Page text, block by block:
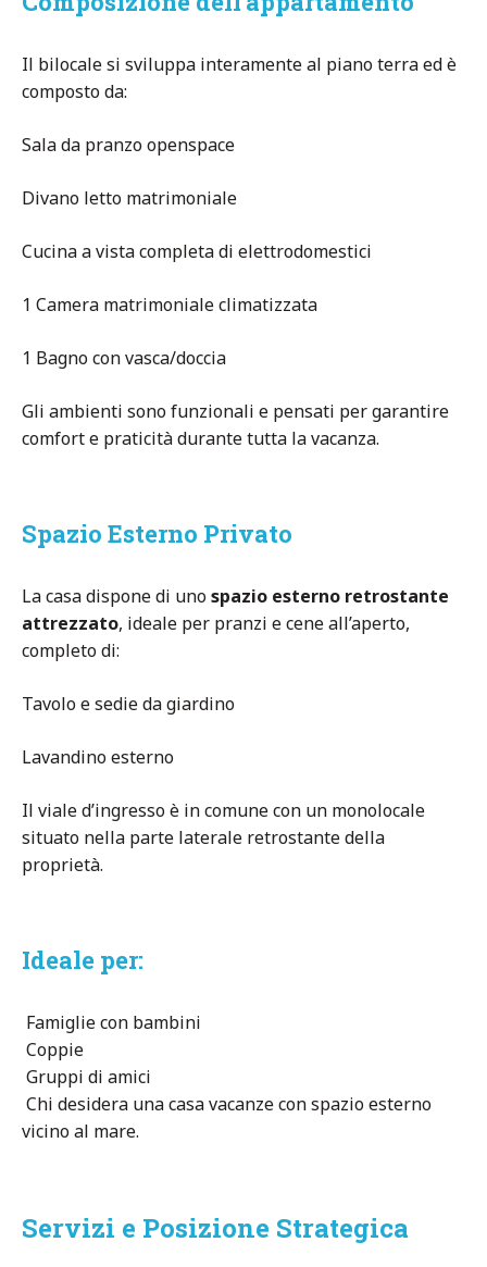
Il bilocale si sviluppa interamente al piano terra ed è
composto da:
Sala da pranzo openspace
Divano letto matrimoniale
Cucina a vista completa di elettrodomestici
1 Camera matrimoniale climatizzata
1 Bagno con vasca/doccia
Gli ambienti sono funzionali e pensati per garantire
comfort e praticità durante tutta la vacanza.
Spazio Esterno Privato
La casa dispone di unospazio esterno retrostante
attrezzato, ideale per pranzi e cene all’aperto,
completo di:
Tavolo e sedie da giardino
Lavandino esterno
Il viale d’ingresso è in comune con un monolocale
situato nella parte laterale retrostante della
proprietà.
Ideale per:
Famiglie con bambini
Coppie
Gruppi di amici
Chi desidera una casa vacanze con spazio esterno
vicino al mare.
Servizi e Posizione Strategica